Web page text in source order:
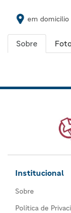
em domicilio
Sobre
Institucional
Sobre
Política de